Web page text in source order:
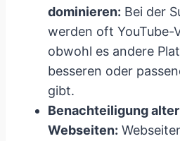
dominieren: Bei der
werden oft YouTube-
obwohl es andere
besseren oder
gibt.
Benachteiligung
Webseiten: